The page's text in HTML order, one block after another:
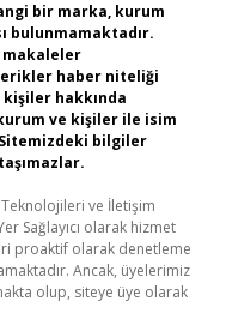
bir marka, kurum
bulunmamaktadır.
makaleler
haber niteliği
hakkında
ve kişiler ile isim
bilgiler
Teknolojileri ve İletişim
Sağlayıcı olarak hizmet
proaktif olarak denetleme
Ancak, üyelerimiz
olup, siteye üye olarak